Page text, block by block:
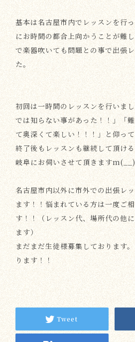
基本は名古屋市内でレッスンを行
にお時間の都合上向かうことが難
で楽器吹いても問題との事で出張
た。
初回は一時間のレッスンを行いま
では知らない事があった！！」「
て奥深くて楽しい！！！」と仰っ
終了後もレッスンも継続して頂け
岐阜にお伺いさせて頂きます
名古屋市内以外に市外での出張レ
ます！！悩まれている方は一度ご
す！！（レッスン代、場所代の他
ます）
まだまだ生徒様募集しております
ります！！
Tweet